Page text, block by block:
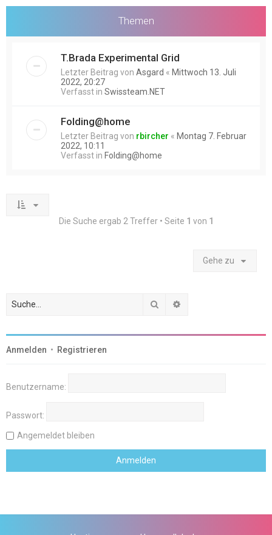
Themen
T.Brada Experimental Grid
Letzter Beitrag von Asgard « Mittwoch 13. Juli
2022, 20:27
Verfasst in Swissteam.NET
Folding@home
Letzter Beitrag von rbircher « Montag 7. Februar
2022, 10:11
Verfasst in Folding@home
Die Suche ergab 2 Treffer • Seite 1 von 1
Gehe zu
Suche
Anmelden • Registrieren
Benutzername:
Passwort:
Angemeldet bleiben